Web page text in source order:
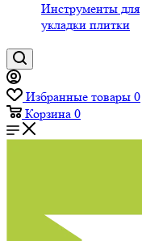
Инструменты для
укладки плитки
Избранные товары 0
Корзина 0